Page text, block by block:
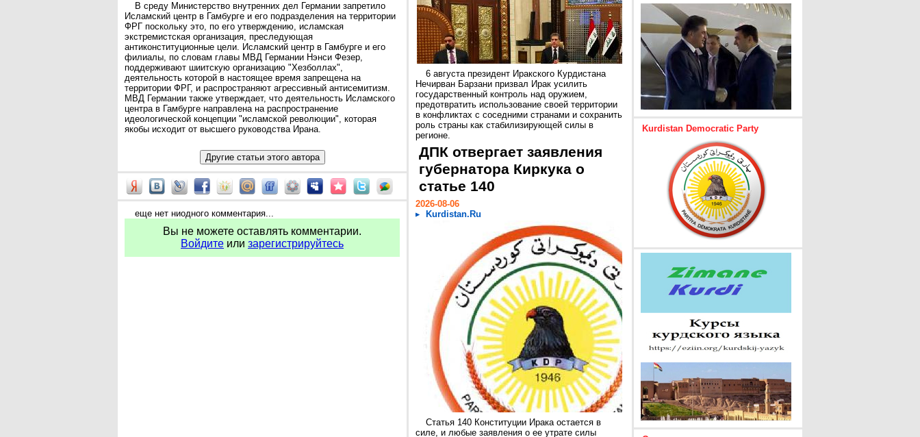
В среду Министерство внутренних дел Германии запретило
Исламский центр в Гамбурге и его подразделения на территории
ФРГ поскольку это, по его утверждению, исламская
экстремистская организация, преследующая
антиконституционные цели. Исламский центр в Гамбурге и его
филиалы, по словам главы МВД Германии Нэнси Фезер,
поддерживают шиитскую организацию "Хезболлах",
деятельность которой в настоящее время запрещена на
территории ФРГ, и распространяют агрессивный антисемитизм.
МВД Германии также утверждает, что деятельность Исламского
центра в Гамбурге направлена на распространение
идеологической концепции "исламской революции", которая
якобы исходит от высшего руководства Ирана.
еще нет ниодного комментария...
Вы не можете оставлять комментарии.
Войдите или зарегистрируйтесь
6 августа президент Иракского Курдистана
Нечирван Барзани призвал Ирак усилить
государственный контроль над оружием,
предотвратить использование своей территории
в конфликтах с соседними странами и сохранить
роль страны как стабилизирующей силы в
регионе.
ДПК отвергает заявления
губернатора Киркука о
статье 140
2026-08-06
Kurdistan.Ru
Статья 140 Конституции Ирака остается в
силе, и любые заявления о ее утрате силы
Kurdistan Democratic Party